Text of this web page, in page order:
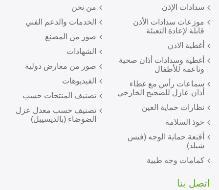
من نحن
الخدمات والدعم الفني
صور من المصنع
الشهادات
صور من معارض دولية
الفيديوهات
تصنيف المنتجات حسب
تصنيف حسب معدل عزل
الضوضاء (بالديسيبل)
سدادات الإذن
موزعات سدادات الأذن
قابلة لإعادة التعبئة
أغطية الاذن
أغطية وسدادات أذان صحية
وناعمة للأطفال
سماعات رأس مع غطاء
أذان عازل للضجيج الخارجي
نظارات حماية العين
خوذ السلامة
أقنعة حماية الوجه (فيس
شيلد)
كمامات وجه طبية
اتصل بنا